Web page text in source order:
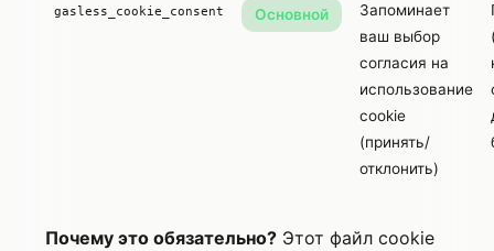
gasless_cookie_consent Основной
Запоминает
ваш выбор
согласия на
использование
cookie
(принять/
отклонить)
Почему это обязательно? Этот файл cookie